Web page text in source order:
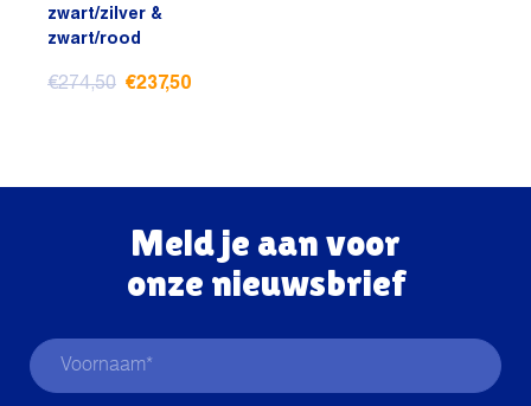
zwart/zilver &
zwart/rood
€274,50 €237,50
kan
gekozen
worden
Meld je aan voor
onze nieuwsbrief